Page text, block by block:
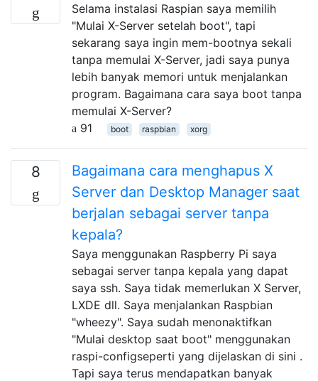
Selama instalasi Raspian saya memilih
"Mulai X-Server setelah boot", tapi
sekarang saya ingin mem-bootnya sekali
tanpa memulai X-Server, jadi saya punya
lebih banyak memori untuk menjalankan
program. Bagaimana cara saya boot tanpa
memulai X-Server?
91
boot raspbian xorg
8
Bagaimana cara menghapus X
Server dan Desktop Manager saat
berjalan sebagai server tanpa
kepala?
Saya menggunakan Raspberry Pi saya
sebagai server tanpa kepala yang dapat
saya ssh. Saya tidak memerlukan X Server,
LXDE dll. Saya menjalankan Raspbian
"wheezy". Saya sudah menonaktifkan
"Mulai desktop saat boot" menggunakan
raspi-configseperti yang dijelaskan di sini .
Tapi saya terus mendapatkan banyak